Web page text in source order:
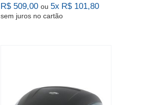
R$ 509,00 ou 5x R$ 101,80
sem juros no cartão